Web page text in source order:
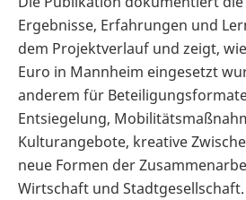
Ergebnisse, Erfahrungen und
dem Projektverlauf und zeigt,
Euro in Mannheim eingesetzt
anderem für
Entsiegelung,
Kulturangebote, kreative
neue Formen der
Wirtschaft und Stadtgesellschaft.